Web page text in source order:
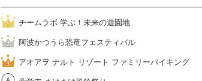
チームラボ 学ぶ！未来の遊園地
阿波かつうら恐竜フェスティバル
アオアヲ ナルト リゾート ファミリーバイキング